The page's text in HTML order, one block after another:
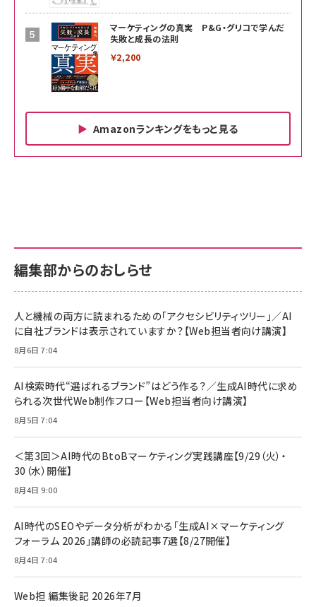
マーケティングの真実 P&G・グリコで学んだ
失敗と成長の法則
￥2,200
Amazonランキングをもっと見る
￥880
anan(アンアン)2026/06/24号 No.2500増刊
スペシャルエディション[王道エンタメの矜持／
￥1,100
年後半、あなたの恋と運命／山田涼介]
￥880
Amazonランキングをもっと見る
サポート正規品 メーカー保証5年 KLMEA128G
NIMASO ガラスフィルム iPhone 17 用 保護フィ
すい ガイド枠付き いPhone17 (6.3インチ) 対応
2枚セット DSP25F1698
￥1,599
【New】Amazon Fire TV Stick HD | 手軽にスト
レイヤー
￥6,980
Anker Soundcore P31i (Bluetooth 6.1) 【完
全ワイヤレスイヤホン/アクティブノイズキャンセリ
ング/マルチポイント接続 / 最大50時間再生 / PSE
Anker PowerLine III Flow USB-C & USB-C
ケーブル Anker絡まないケーブル 240W 結束バン
ド付き USB PD対応 シリコン素材採用 iPhone
17 / 16 / 15 / Galaxy iPad Pro MacBook
Amazonランキングをもっと見る
サポート正規品 メーカー保証5年 KLMEA128G
Amazon eギフトカード - Amazonロゴ - クラ
￥5,000
ケーブル Anker絡まないケーブル 240W 結束バン
17 / 16 / 15 / Galaxy iPad Pro MacBook
Pro/Air 各種対応 (1.8m ミッドナイトブラック)
￥1,890
キャンペーン】
￥4,857
編集部からのおしらせ
人と機械の両方に読まれるための「アクセシビリティツリー」／AI
に自社ブランドは表示されていますか？【Web担当者向け講演】
8月6日 7:04
AI検索時代“選ばれるブランド”はどう作る？／生成AI時代に求め
られる次世代Web制作フロー【Web担当者向け講演】
8月5日 7:04
＜第3回＞AI時代のBtoBマーケティング実践講座【9/29（火）・
30（水）開催】
8月4日 9:00
AI時代のSEOやデータ分析がわかる「生成AI×マーケティング
フォーラム 2026」講師の必読記事7選【8/27開催】
8月4日 7:04
Web担 編集後記 2026年7月